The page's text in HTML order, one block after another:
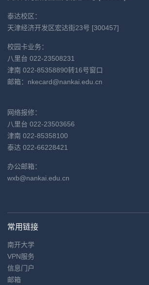
泰达校区：
天津经济开发区宏达街23号 [300457]
校园卡业务：
八里台 022-23508231
津南 022-85358890转16号窗口
邮箱： nkecard@nankai.edu.cn
网络报修：
八里台 022-23503656
津南 022-85358100
泰达 022-66228421
办公邮箱：
wxb@nankai.edu.cn
常用链接
南开大学
VPN服务
信息门户
邮箱